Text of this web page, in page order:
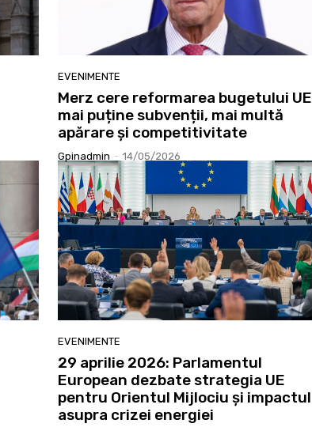
EVENIMENTE
Merz cere reformarea bugetului
mai puține subvenții, mai multă
apărare și competitivitate
Gpinadmin - 14/05/2026
EVENIMENTE
29 aprilie 2026: Parlamentul
European dezbate strategia UE
pentru Orientul Mijlociu și impactul
asupra crizei energiei